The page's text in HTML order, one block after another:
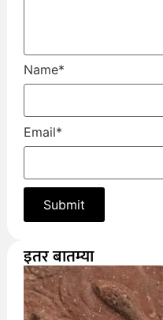
Name*
Email*
इतर बातम्या